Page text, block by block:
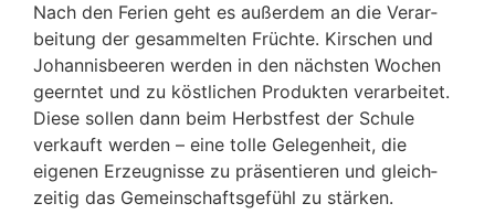
Nach den Ferien geht es außerdem an die Verar­
bei­tung der gesam­melten Früchte. Kirschen und
Johan­nis­beeren werden in den nächsten Wochen
geerntet und zu köst­li­chen Produkten verar­beitet.
Diese sollen dann beim Herbst­fest der Schule
verkauft werden – eine tolle Gele­gen­heit, die
eigenen Erzeug­nisse zu präsen­tieren und gleich­
zeitig das Gemein­schafts­ge­fühl zu stärken.